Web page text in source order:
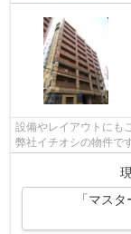
設備やレイアウトにも
弊社イチオシの物件で
「マス